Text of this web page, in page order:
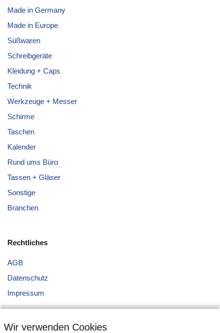
Made in Germany
Made in Europe
Süßwaren
Schreibgeräte
Kleidung + Caps
Technik
Werkzeuge + Messer
Schirme
Taschen
Kalender
Rund ums Büro
Tassen + Gläser
Sonstige
Branchen
Rechtliches
AGB
Datenschutz
Impressum
Wir verwenden Cookies